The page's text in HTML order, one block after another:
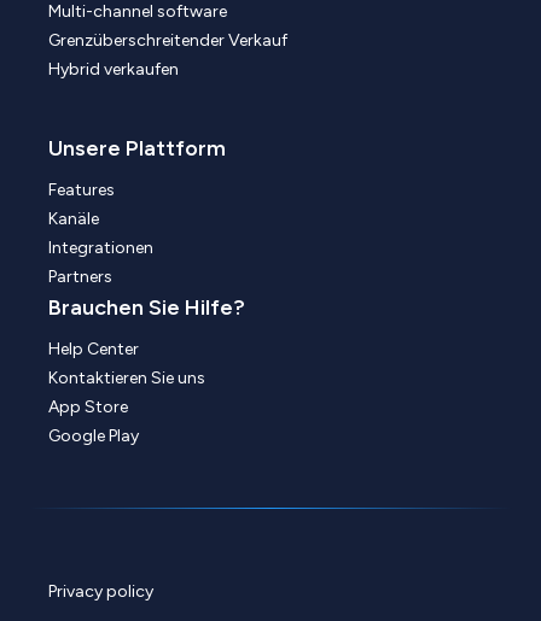
Multi-channel software
Grenzüberschreitender Verkauf
Hybrid verkaufen
Unsere Plattform
Features
Kanäle
Integrationen
Partners
Brauchen Sie Hilfe?
Help Center
Kontaktieren Sie uns
App Store
Google Play
Privacy policy